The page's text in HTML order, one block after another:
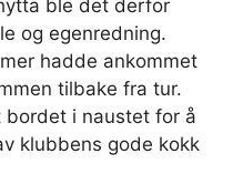
ble det derfor
og egenredning.
hadde ankommet
tilbake fra tur.
bordet i naustet for å
klubbens gode kokk